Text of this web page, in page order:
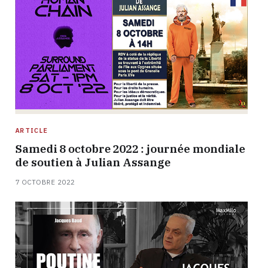
ARTICLE
Samedi 8 octobre 2022 : journée mondiale
de soutien à Julian Assange
7 OCTOBRE 2022